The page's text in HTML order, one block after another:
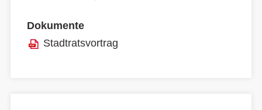
Dokumente
Stadtratsvortrag